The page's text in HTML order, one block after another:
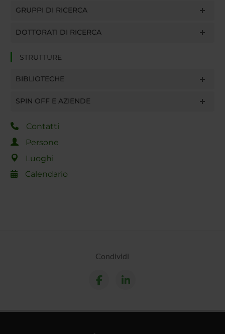
GRUPPI DI RICERCA
DOTTORATI DI RICERCA
STRUTTURE
BIBLIOTECHE
SPIN OFF E AZIENDE
Contatti
Persone
Luoghi
Calendario
Condividi